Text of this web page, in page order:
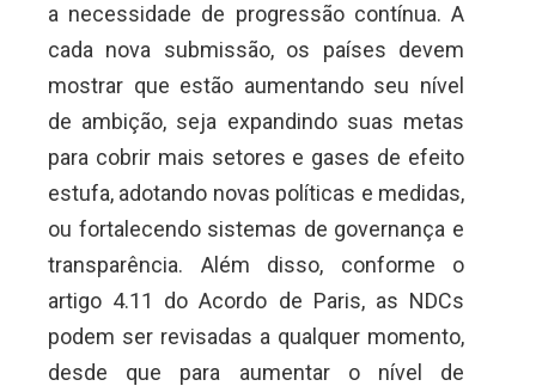
a necessidade de progressão contínua. A
cada nova submissão, os países devem
mostrar que estão aumentando seu nível
de ambição, seja expandindo suas metas
para cobrir mais setores e gases de efeito
estufa, adotando novas políticas e medidas,
ou fortalecendo sistemas de governança e
transparência. Além disso, conforme o
artigo 4.11 do Acordo de Paris, as NDCs
podem ser revisadas a qualquer momento,
desde que para aumentar o nível de